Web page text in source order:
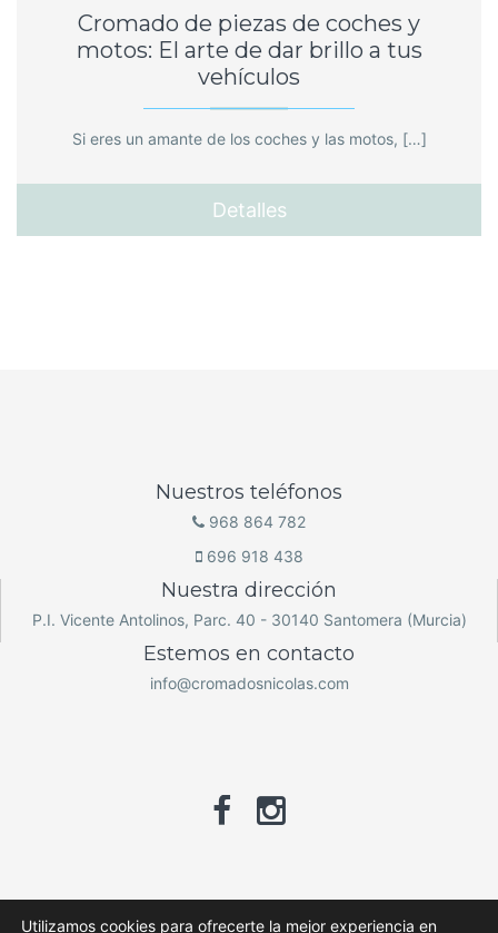
Cromado de piezas de coches y
motos: El arte de dar brillo a tus
vehículos
Si eres un amante de los coches y las motos, […]
Detalles
Nuestros teléfonos
968 864 782
696 918 438
Nuestra dirección
P.I. Vicente Antolinos, Parc. 40 - 30140 Santomera (Murcia)
Estemos en contacto
info@cromadosnicolas.com
Utilizamos cookies para ofrecerte la mejor experiencia en